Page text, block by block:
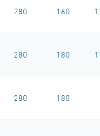
280 160
280 180
280 180